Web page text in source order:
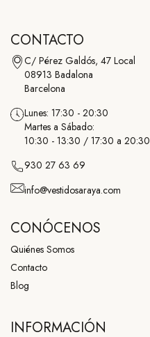
CONTACTO
C/ Pérez Galdós, 47 Local
08913 Badalona
Barcelona
Lunes: 17:30 - 20:30
Martes a Sábado:
10:30 - 13:30 / 17:30 a 20:30
930 27 63 69
info@vestidosaraya.com
CONÓCENOS
Quiénes Somos
Contacto
Blog
INFORMACIÓN